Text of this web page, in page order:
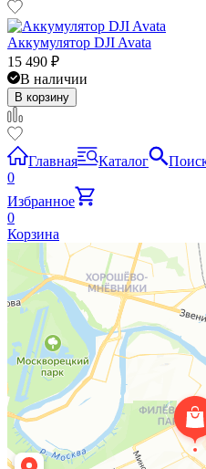
Аккумулятор DJI Avata
15 490 ₽
В наличии
В корзину
Главная Каталог
0
Избранное
0
Корзина